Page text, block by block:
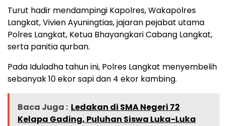
Turut hadir mendampingi Kapolres, Wakapolres
Langkat, Vivien Ayuningtias, jajaran pejabat utama
Polres Langkat, Ketua Bhayangkari Cabang Langkat,
serta panitia qurban.
Pada Iduladha tahun ini, Polres Langkat menyembelih
sebanyak 10 ekor sapi dan 4 ekor kambing.
Baca Juga : Ledakan di SMA Negeri 72
Kelapa Gading, Puluhan Siswa Luka-Luka